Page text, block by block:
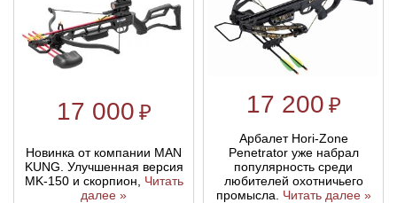
17 000 ₽
Новинка от компании MAN
KUNG. Улучшенная версия
MK-150 и скорпион, Читать
далее »
17 200 ₽
Арбалет Hori-Zone
Penetrator уже набрал
популярность среди
любителей охотничьего
промысла. Читать далее »